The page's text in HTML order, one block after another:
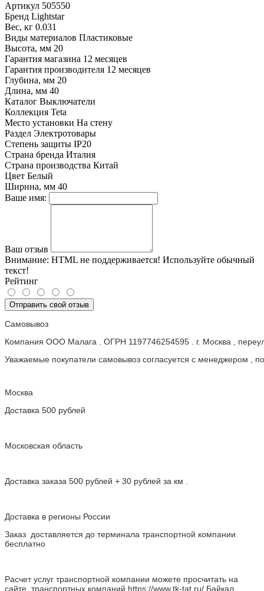
Артикул 505550
Бренд Lightstar
Вес, кг 0.031
Виды материалов Пластиковые
Высота, мм 20
Гарантия магазина 12 месяцев
Гарантия производителя 12 месяцев
Глубина, мм 20
Длина, мм 40
Каталог Выключатели
Коллекция Teta
Место установки На стену
Раздел Электротовары
Степень защиты IP20
Страна бренда Италия
Страна производства Китай
Цвет Белый
Ширина, мм 40
Ваше имя:
Ваш отзыв
Внимание: HTML не поддерживается! Используйте обычный
текст!
Рейтинг
Отправить свой отзыв
Самовывоз
Компания ООО Малага . ОГРН 1197746254595 . г. Москва ,
Уважаемые покупатели самовывоз согласуется с менеджером ,
Москва
Доставка 500 рублей
Московская область
Доставка заказа 500 рублей + 30 рублей за км .
Доставка в регионы России
Заказ доставляется до терминала транспортной компании
бесплатно
Расчет услуг транспортной компании можете просчитать на
сайте транспортных компаний https://www.tk-tat.ru/ Байкал